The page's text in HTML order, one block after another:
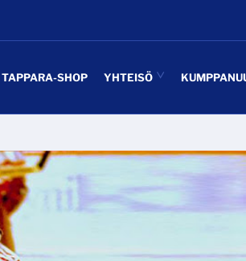
TAPPARA-SHOP YHTEISÖ